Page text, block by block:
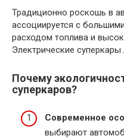
Традиционно роскошь в
ассоциируется с
расходом топлива и
Электрические
Почему
суперкаров?
Современное
выбирают